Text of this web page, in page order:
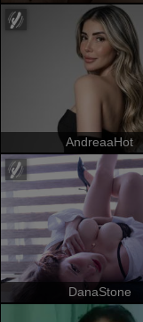
AndreaaHot
DanaStone